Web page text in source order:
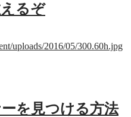
るぞ
uploads/2016/05/300.60h.jpg
を見つける方法